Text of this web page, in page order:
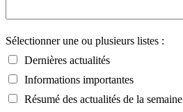
Sélectionner une ou plusieurs listes :
Dernières actualités
Informations importantes
Résumé des actualités de la semaine